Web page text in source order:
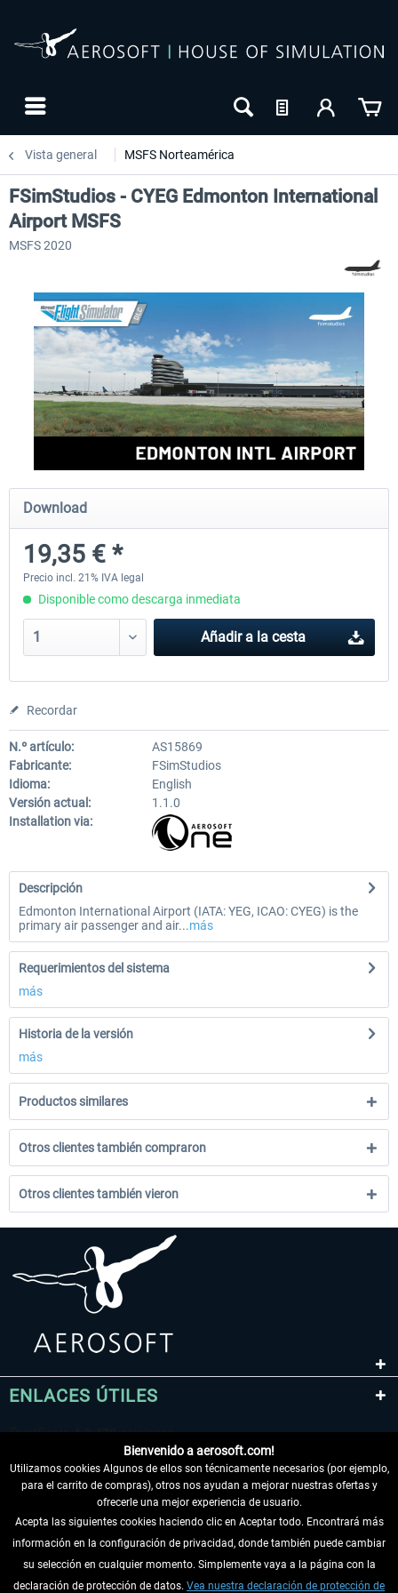
Vista general MSFS Norteamérica
FSDG - Greenland Kulusuk MSFS Aerosoft Airport
FSimStudios - CYEG Edmonton International
Airport MSFS
MSFS 2020
Download
19,35 € *
Precio incl. 21% IVA legal
Disponible como descarga inmediata
Añadir a la cesta
Recordar
N.º artículo:
AS15869
Fabricante:
FSimStudios
Idioma:
English
Versión actual:
1.1.0
Installation via:
Descripción
Edmonton International Airport (IATA: YEG, ICAO: CYEG) is the
primary air passenger and air...más
Requerimientos del sistema
más
Historia de la versión
más
Productos similares
Otros clientes también compraron
Otros clientes también vieron
ENLACES ÚTILES
DESISTIR DEL CONTRATO
Bienvenido a aerosoft.com!
Utilizamos cookies Algunos de ellos son técnicamente necesarios (por ejemplo,
para el carrito de compras), otros nos ayudan a mejorar nuestras ofertas y
ofrecerle una mejor experiencia de usuario.
Acepta las siguientes cookies haciendo clic en Aceptar todo. Encontrará más
información en la configuración de privacidad, donde también puede cambiar
su selección en cualquier momento. Simplemente vaya a la página con la
declaración de protección de datos. Vea nuestra declaración de protección de